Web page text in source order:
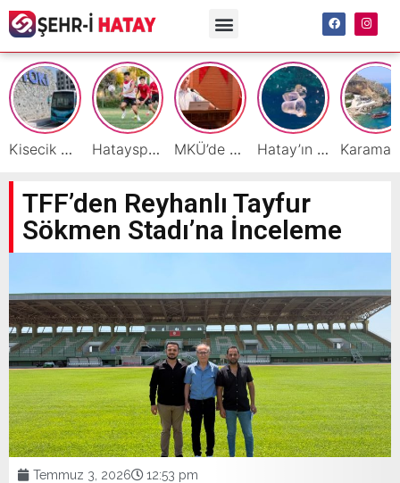
Kisecik TOKİ’lere Toplu Ulaşım Hizmeti Başladı Hatayspor’daki büyük kriz gençler için büyük bir fırsat MKÜ’de BAP ve TÜBİTAK 1001 Projeleri Masaya Yatırıldı Hatay’ın Deniz ve Sahillerini Kirleten Tesislere Ceza Yağdı!
TFF’den Reyhanlı Tayfur
Sökmen Stadı’na İnceleme
Temmuz 3, 2026 12:53 pm